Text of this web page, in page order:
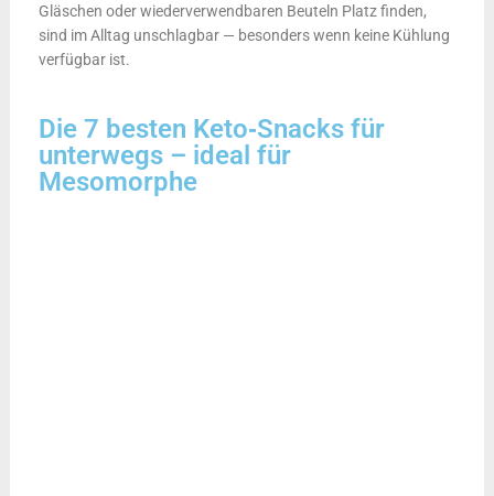
Gläschen oder wiederverwendbaren Beuteln Platz finden,
sind im Alltag unschlagbar — besonders wenn keine Kühlung
verfügbar ist.
Die 7 besten Keto‑Snacks für
unterwegs – ideal für
Mesomorphe